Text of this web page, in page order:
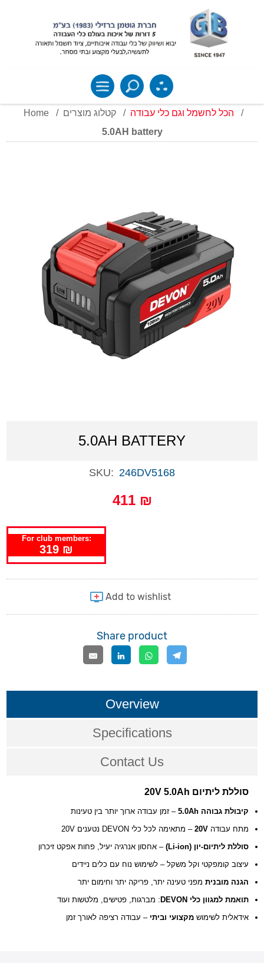
Home / קטלוג מוצרים / הכל לחשמל וגם כלי עבודה
/
5.0AH battery
5.0AH BATTERY
SKU: 246DV5168
411 ₪
For club members:
319 ₪
Share product
Overview
Specifications
Contact Us
סוללת ליתיום 20V 5.0Ah
קיבולת גבוהה 5.0Ah
– זמן עבודה ארוך יותר בין טעינות
מתח עבודה20V – מתאימה לכל כלי DEVON נטענים 20V
סוללת ליתיום‑יון (Li‑ion)
– אחסון אנרגיה יעיל, פחות אפקט זיכרון
עיצוב קומפקטי וקל משקל – לשימוש נוח עם כלים ניידים
הגנה מובנית מפני טעינה יתר, פריקה יתר וחימום יתר
תואמת למגוון כלי DEVON
: מברגות, פטישים, מלטשות ועוד
אידאלית לשימושמקצועי וביתי – עבודה רציפה לאורך זמן